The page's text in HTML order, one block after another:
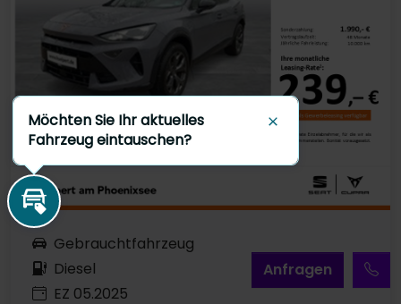
Anfragen
Gebrauchtfahrzeug
Diesel
EZ 05.2025
Inzahlungnahme
Möchten Sie Ihr aktuelles
Fahrzeug eintauschen?
Schließen